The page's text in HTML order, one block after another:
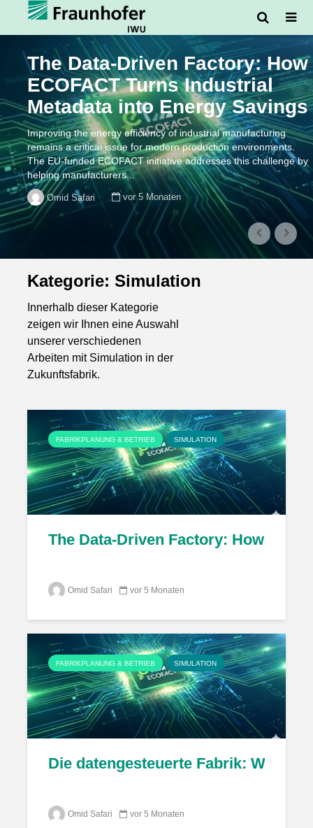
The Data-Driven Factory: How
ECOFACT Turns Industrial
Metadata into Energy Savings
Improving the energy efficiency of industrial manufacturing
remains a critical issue for modern production environments.
The EU-funded ECOFACT initiative addresses this challenge by
helping manufacturers...
Omid Safari vor 5 Monaten
Kategorie: Simulation
Innerhalb dieser Kategorie
zeigen wir Ihnen eine Auswahl
unserer verschiedenen
Arbeiten mit Simulation in der
Zukunftsfabrik.
FABRIKPLANUNG & BETRIEB SIMULATION
The Data-Driven Factory: How
Omid Safari vor 5 Monaten
FABRIKPLANUNG & BETRIEB SIMULATION
Die datengesteuerte Fabrik: Wie
Omid Safari vor 5 Monaten